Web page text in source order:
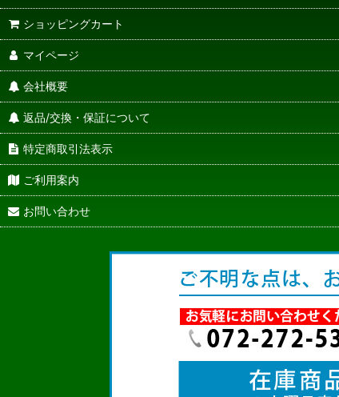
ショッピングカート
マイページ
会社概要
返品/交換・保証について
特定商取引法表示
ご利用案内
お問い合わせ